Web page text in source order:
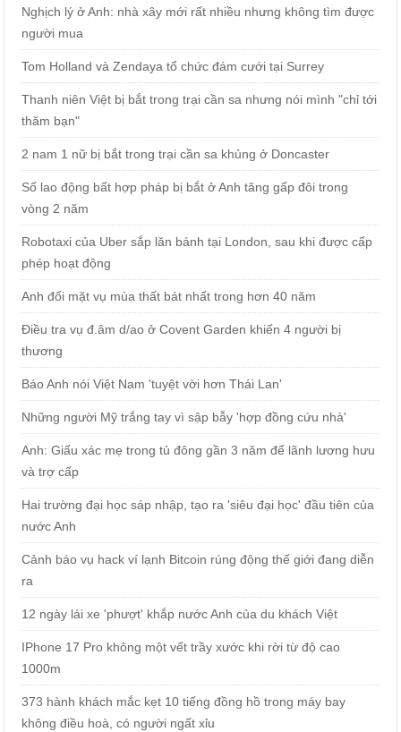
Nghịch lý ở Anh: nhà xây mới rất nhiều nhưng không tìm được
người mua
Tom Holland và Zendaya tổ chức đám cưới tại Surrey
Thanh niên Việt bị bắt trong trại cần sa nhưng nói mình "chỉ tới
thăm bạn"
2 nam 1 nữ bị bắt trong trại cần sa khủng ở Doncaster
Số lao động bất hợp pháp bị bắt ở Anh tăng gấp đôi trong
vòng 2 năm
Robotaxi của Uber sắp lăn bánh tại London, sau khi được cấp
phép hoạt động
Anh đối mặt vụ mùa thất bát nhất trong hơn 40 năm
Điều tra vụ đ.âm d/ao ở Covent Garden khiến 4 người bị
thương
Báo Anh nói Việt Nam 'tuyệt vời hơn Thái Lan'
Những người Mỹ trắng tay vì sập bẫy 'hợp đồng cứu nhà'
Anh: Giấu xác mẹ trong tủ đông gần 3 năm để lãnh lương hưu
và trợ cấp
Hai trường đại học sáp nhập, tạo ra 'siêu đại học' đầu tiên của
nước Anh
Cảnh báo vụ hack ví lạnh Bitcoin rúng động thế giới đang diễn
ra
12 ngày lái xe 'phượt' khắp nước Anh của du khách Việt
IPhone 17 Pro không một vết trầy xước khi rời từ độ cao
1000m
373 hành khách mắc kẹt 10 tiếng đồng hồ trong máy bay
không điều hoà, có người ngất xỉu